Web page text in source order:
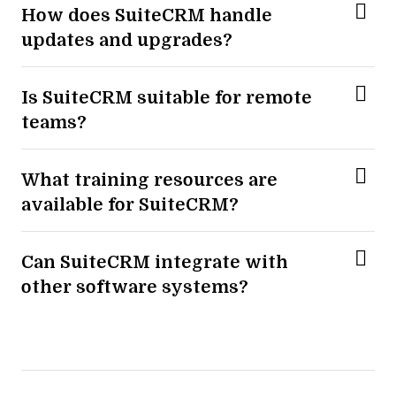
How does SuiteCRM handle
updates and upgrades?
Is SuiteCRM suitable for remote
teams?
What training resources are
available for SuiteCRM?
Can SuiteCRM integrate with
other software systems?